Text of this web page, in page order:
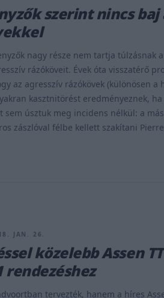
szerint nincs baj
nagy része nem tartja túlzásnak
rázóköveit. Évek óta visszatérő
az agresszív rázókövek (különösen a
kasztnitörést eredményeznek,
sem úsztuk meg incidens nélkül: a
zászlóval félbe kellett szakítani
JAN. 26.
közelebb Assen
rendezéshez
tervezték, hanem a híres